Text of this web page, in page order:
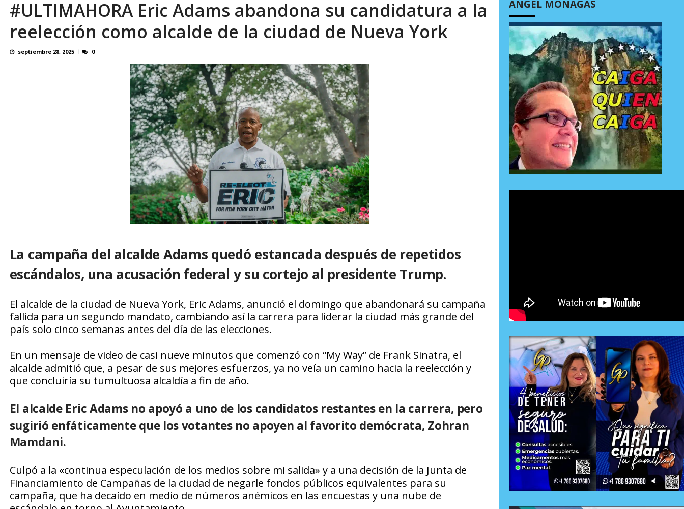
El último que apague la luz: 17 años de excusas, apagones y promesas incumplidas... AGOSTO 6, 2026
#ULTIMAHORA Eric Adams abandona su candidatura a la
reelección como alcalde de la ciudad de Nueva York
septiembre 28, 2025 0
La campaña del alcalde Adams quedó estancada después de repetidos
escándalos, una acusación federal y su cortejo al presidente Trump.
El alcalde de la ciudad de Nueva York, Eric Adams, anunció el domingo que abandonará su campaña
fallida para un segundo mandato, cambiando así la carrera para liderar la ciudad más grande del
país solo cinco semanas antes del día de las elecciones.
En un mensaje de video de casi nueve minutos que comenzó con “My Way” de Frank Sinatra, el
alcalde admitió que, a pesar de sus mejores esfuerzos, ya no veía un camino hacia la reelección y
que concluiría su tumultuosa alcaldía a fin de año.
El alcalde Eric Adams no apoyó a uno de los candidatos restantes en la carrera, pero
sugirió enfáticamente que los votantes no apoyen al favorito demócrata, Zohran
Mamdani.
Culpó a la «continua especulación de los medios sobre mi salida» y a una decisión de la Junta de
Financiamiento de Campañas de la ciudad de negarle fondos públicos equivalentes para su
campaña, que ha decaído en medio de números anémicos en las encuestas y una nube de
ÁNGEL MONAGAS